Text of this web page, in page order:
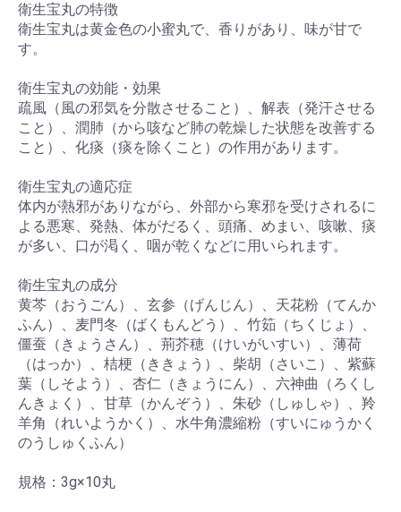
衛生宝丸の特徴
衛生宝丸は黄金色の小蜜丸で、香りがあり、味が甘で
す。
衛生宝丸の効能・効果
疏風（風の邪気を分散させること）、解表（発汗させる
こと）、潤肺（から咳など肺の乾燥した状態を改善する
こと）、化痰（痰を除くこと）の作用があります。
衛生宝丸の適応症
体内が熱邪がありながら、外部から寒邪を受けされるに
よる悪寒、発熱、体がだるく、頭痛、めまい、咳嗽、痰
が多い、口が渇く、咽が乾くなどに用いられます。
衛生宝丸の成分
黄芩（おうごん）、玄参（げんじん）、天花粉（てんか
ふん）、麦門冬（ばくもんどう）、竹筎（ちくじょ）、
僵蚕（きょうさん）、荊芥穂（けいがいすい）、薄荷
（はっか）、桔梗（ききょう）、柴胡（さいこ）、紫蘇
葉（しそよう）、杏仁（きょうにん）、六神曲（ろくし
んきょく）、甘草（かんぞう）、朱砂（しゅしゃ）、羚
羊角（れいようかく）、水牛角濃縮粉（すいにゅうかく
のうしゅくふん）
規格：3g×10丸